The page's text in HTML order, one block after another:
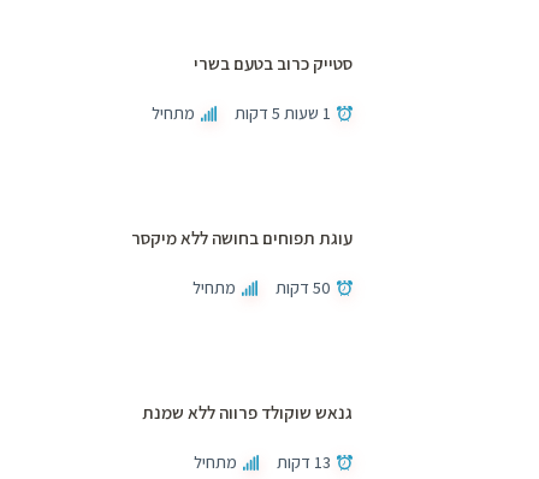
סטייק כרוב בטעם בשרי
1 שעות 5 דקות מתחיל
עוגת תפוחים בחושה ללא מיקסר
50 דקות מתחיל
גנאש שוקולד פרווה ללא שמנת
13 דקות מתחיל